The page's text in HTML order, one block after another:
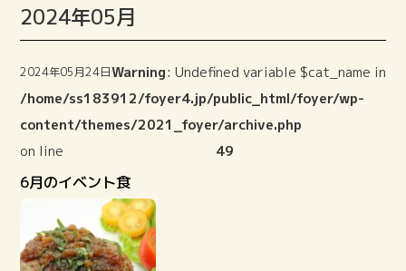
2024年05月
2024年05月24日Warning: Undefined variable $cat_name in
/home/ss183912/foyer4.jp/public_html/foyer/wp-
content/themes/2021_foyer/archive.php
on line
49
6月のイベント食